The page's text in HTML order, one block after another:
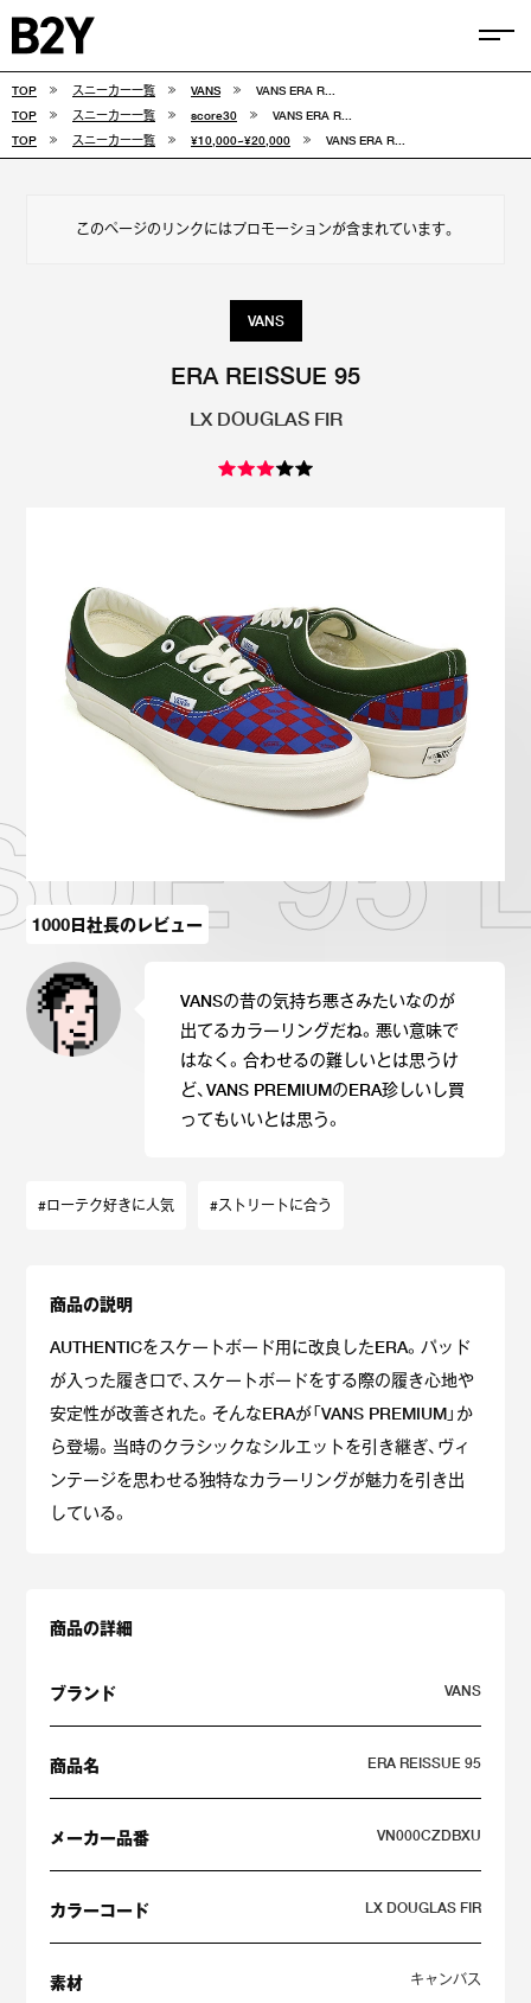
スニーカー診断
COLUMN
FEATURE
VANS
CONVERSE
Reebok OTHERS
SEARCH SNEAKER
TOP スニーカー一覧 VANS
VANS ERA R...
TOP
スニーカー一覧 score30
VANS ERA R...
TOP
スニーカー一覧 ¥10,000~¥20,000 VANS ERA R...
このページのリンクにはプロモーションが含まれています。
VANS
ERA REISSUE 95
LX DOUGLAS FIR
95
1000日社長のレビュー
VANSの昔の気持ち悪さみたいなのが
出てるカラーリングだね。悪い意味で
はなく。合わせるの難しいとは思うけ
ど、VANS PREMIUMのERA珍しいし買
ってもいいとは思う。
#ローテク好きに人気 #ストリートに合う
商品の説明
AUTHENTICをスケートボード用に改良したERA。パッド
が入った履き口で、スケートボードをする際の履き心地や
安定性が改善された。そんなERAが「VANS PREMIUM」か
ら登場。当時のクラシックなシルエットを引き継ぎ、ヴィ
ンテージを思わせる独特なカラーリングが魅力を引き出
している。
商品の詳細
ブランド VANS
商品名 ERA REISSUE 95
メーカー品番 VN000CZDBXU
カラーコード LX DOUGLAS FIR
素材 キャンバス